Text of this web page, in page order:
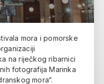
mora i pomorske
na riječkog ribarnici
fotografija Marinka
mora“.